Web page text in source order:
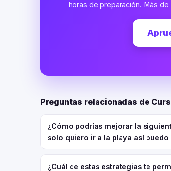
horas de preparación. Más de
Preguntas relacionadas de
¿Cómo podrías mejorar la
solo quiero ir a la playa así
¿Cuál de estas estrategias te